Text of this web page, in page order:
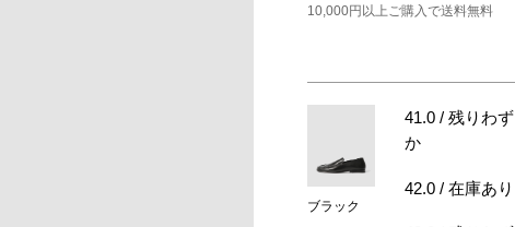
10,000円以上ご購入で送料無料
ブラック
41.0 / 残りわず
か
42.0 / 在庫あり